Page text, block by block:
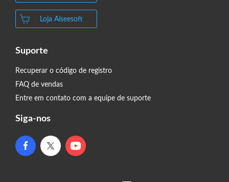
Loja Aiseesoft
Suporte
Recuperar o código de registro
FAQ de vendas
Entre em contato com a equipe de suporte
Siga-nos